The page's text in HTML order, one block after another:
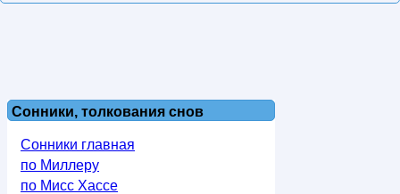
Сонники, толкования снов
Сонники главная
по Миллеру
по Мисс Хассе